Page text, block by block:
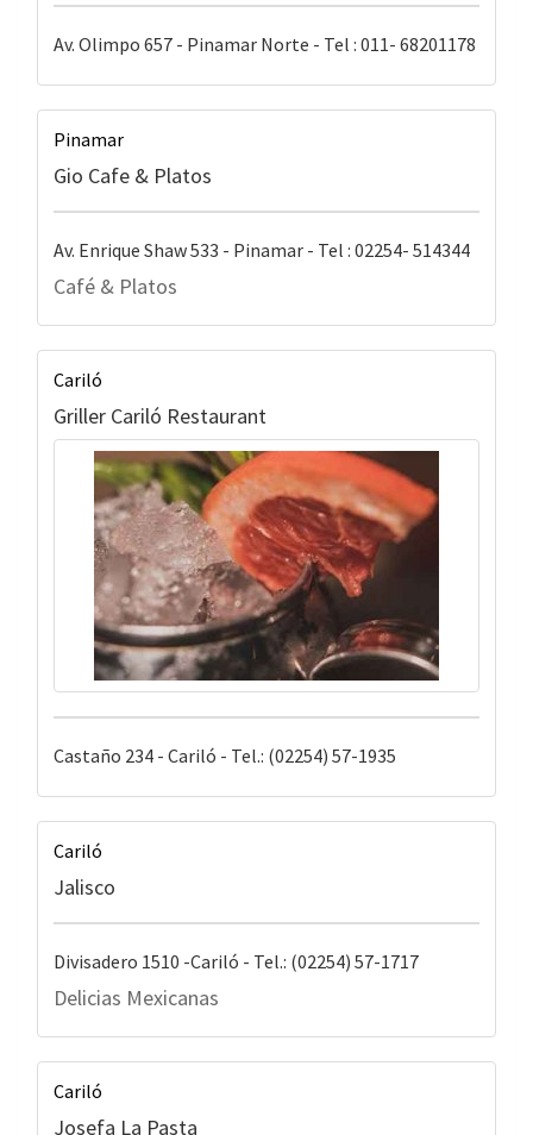
Av. Olimpo 657 - Pinamar Norte - Tel : 011- 68201178
Pinamar
Gio Cafe & Platos
Av. Enrique Shaw 533 - Pinamar - Tel : 02254- 514344
Café & Platos
Cariló
Griller Cariló Restaurant
Castaño 234 - Cariló - Tel.: (02254) 57-1935
Cariló
Jalisco
Divisadero 1510 -Cariló - Tel.: (02254) 57-1717
Delicias Mexicanas
Cariló
Josefa La Pasta